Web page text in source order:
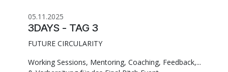
05.11.2025
3DAYS - TAG 3
FUTURE CIRCULARITY
Working Sessions, Mentoring, Coaching, Feedback,...